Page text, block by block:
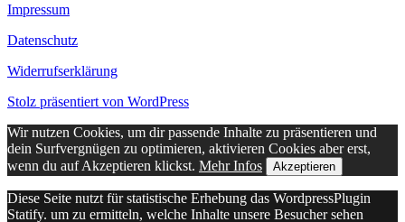
Impressum
Datenschutz
Widerrufserklärung
Stolz präsentiert von WordPress
Wir nutzen Cookies, um dir passende Inhalte zu präsentieren und
dein Surfvergnügen zu optimieren, aktivieren Cookies aber erst,
wenn du auf Akzeptieren klickst. Mehr Infos Akzeptieren
Diese Seite nutzt für statistische Erhebung das WordpressPlugin
Statify. um zu ermitteln, welche Inhalte unsere Besucher sehen